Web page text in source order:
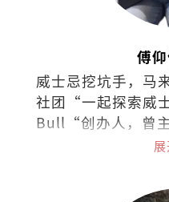
傅
威士忌挖坑手，马
社团“一起探索威
Bull“创办人，曾